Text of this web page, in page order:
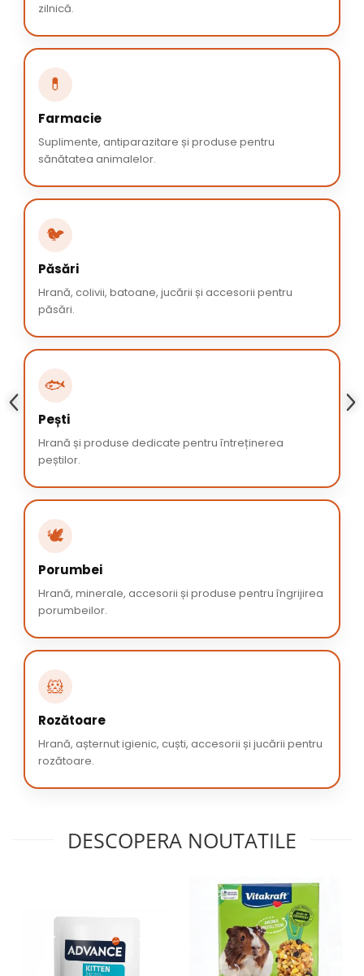
zilnică.
💊
Farmacie
Suplimente, antiparazitare și produse pentru
sănătatea animalelor.
🐦
Păsări
Hrană, colivii, batoane, jucării și accesorii pentru
păsări.
🐟
Pești
Hrană și produse dedicate pentru întreținerea
peștilor.
🕊️
Porumbei
Hrană, minerale, accesorii și produse pentru îngrijirea
porumbeilor.
🐹
Rozătoare
Hrană, așternut igienic, cuști, accesorii și jucării pentru
rozătoare.
DESCOPERA NOUTATILE